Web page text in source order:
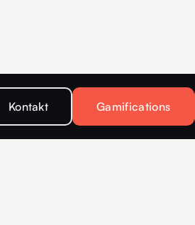
Kontakt Gamifications